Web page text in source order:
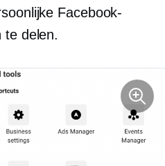
Facebook-
te delen.